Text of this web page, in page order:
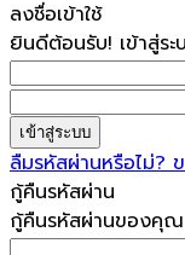
ลงชื่อเข้าใช้
ยินดีต้อนรับ! เข้าสู่
ลืมรหัสผ่านหรือไม่?
กู้คืนรหัสผ่าน
กู้คืนรหัสผ่านของคุณ